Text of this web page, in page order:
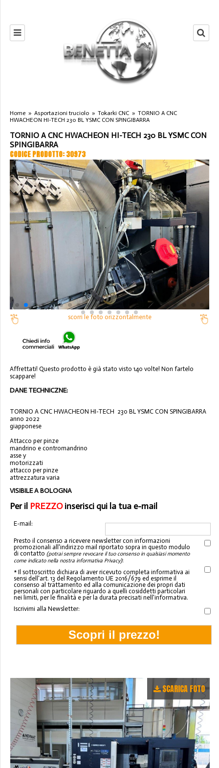
Home » Asportazioni truciolo » Tokarki CNC » TORNIO A CNC
HWACHEON HI-TECH 230 BL YSMC CON SPINGIBARRA
TORNIO A CNC HWACHEON HI-TECH 230 BL YSMC CON
SPINGIBARRA
CODICE PRODOTTO: 30973
scorri le foto orizzontalmente
Affrettati! Questo prodotto è già stato visto 140 volte! Non fartelo
scappare!
DANE TECHNICZNE:
TORNIO A CNC HWACHEON HI-TECH 230 BL YSMC CON SPINGIBARRA
anno 2022
giapponese
Attacco per pinze
mandrino e contromandrino
asse y
motorizzati
attacco per pinze
attrezzatura varia
VISIBILE A BOLOGNA
Per il PREZZOinserisci qui la tua e-mail
E-mail:
Presto il consenso a ricevere newsletter con informazioni
promozionali all'indirizzo mail riportato sopra in questo modulo
di contatto (potrai sempre revocare il tuo consenso in qualsiasi momento
come indicato nella nostra informativa Privacy):
* Il sottoscritto dichiara di aver ricevuto completa informativa ai
sensi dell'art. 13 del Regolamento UE 2016/679 ed esprime il
consenso al trattamento ed alla comunicazione dei propri dati
personali con particolare riguardo a quelli cosiddetti particolari
nei limiti, per le finalità e per la durata precisati nell'informativa.
Iscrivimi alla Newsletter:
SCARICA FOTO